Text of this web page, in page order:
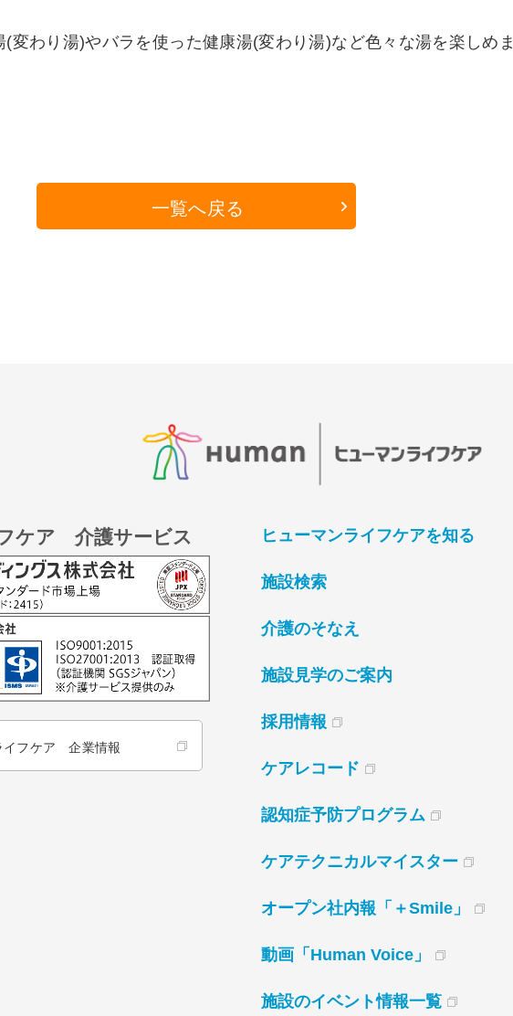
変わり湯)やバラを使った健康湯(変わり湯)など色々な湯を楽しめま
一覧へ戻る
ケア 介護サービス
イフケア 企業情報
ヒューマンライフケアを知る
施設検索
介護のそなえ
施設見学のご案内
採用情報
ケアレコード
認知症予防プログラム
ケアテクニカルマイスター
オープン社内報「＋Smile」
動画「Human Voice」
施設のイベント情報一覧